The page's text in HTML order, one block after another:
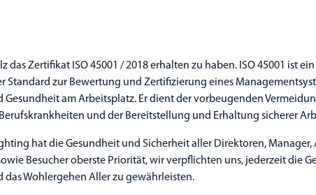
das Zertifikat ISO 45001 / 2018 erhalten zu haben. ISO 45001 ist ein
Standard zur Bewertung und Zertifizierung eines
Gesundheit am Arbeitsplatz. Er dient der vorbeugenden
und der Bereitstellung und Erhaltung sicherer
hat die Gesundheit und Sicherheit aller Direktoren, Manager,
Besucher oberste Priorität, wir verpflichten uns, jederzeit die
das Wohlergehen Aller zu gewährleisten.